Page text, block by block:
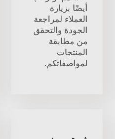
أيضًا بزيارة
العملاء لمراجعة
الجودة والتحقق
من مطابقة
المنتجات
لمواصفاتكم.